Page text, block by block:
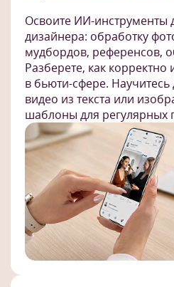
Освоите ИИ-инструменты
дизайнера: обработку
мудбордов, референсов,
Разберете, как
в бьюти-сфере. Научитесь
видео из текста или
шаблоны для регулярных